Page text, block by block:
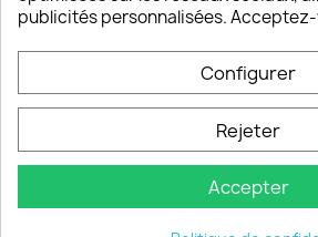
publicités personnalisées.
Configurer
Rejeter
Accepter